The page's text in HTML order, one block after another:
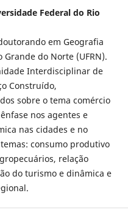
Federal do Rio
em Geografia
do Norte (UFRN).
Interdisciplinar de
Construído,
sobre o tema comércio
nos agentes e
nas cidades e no
consumo produtivo
relação
do turismo e dinâmica e